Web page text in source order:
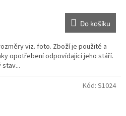
Do košíku
viz. foto. Zboží je použité a
opotřebení odpovídající jeho stáří.
Kód: S1024